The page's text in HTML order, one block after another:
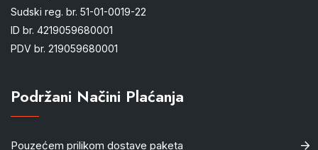
Sudski reg. br. 51-01-0019-22
ID br. 4219059680001
PDV br. 219059680001
Podržani Načini Plaćanja
Pouzećem prilikom dostave paketa